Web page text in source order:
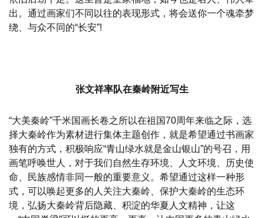
出。通过画家们不同以往的表现形式，将会送你一个魂牵梦
绕、与众不同的“长安”!
张文祥率队在秦岭附近写生
“大美秦岭”千米国画长卷之所以在祖国70周年来临之际，选
择大秦岭作为素材进行集体主题创作，就是希望通过书画家
独有的方式，积极响应“青山绿水就是金山银山”的号召，用
画笔呼唤世人，对于我们自然生存环境、人文环境、历史使
命、民族感情非同一般的重要意义。希望通过这样一种形
式，可以唤起更多的人关注大秦岭、保护大秦岭的生态环
境，弘扬大秦岭背后隐藏、积淀的华夏人文精神，让这